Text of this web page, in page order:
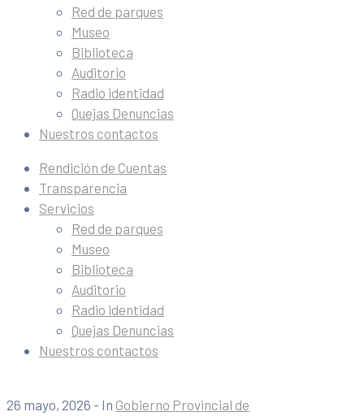
Red de parques
Museo
Biblioteca
Auditorio
Radio identidad
Quejas Denuncias
Nuestros contactos
Rendición de Cuentas
Transparencia
Servicios
Red de parques
Museo
Biblioteca
Auditorio
Radio identidad
Quejas Denuncias
Nuestros contactos
26 mayo, 2026 - In Gobierno Provincial de